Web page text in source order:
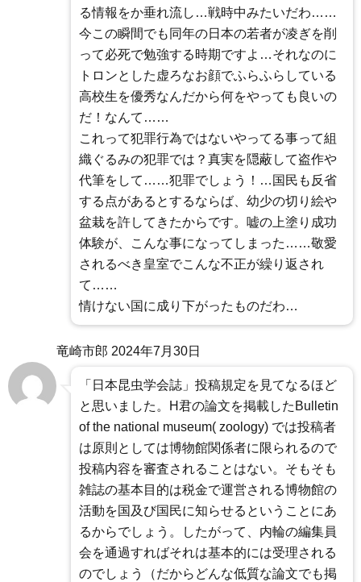
る情報をか垂れ流し…戦時中みたいだわ……
今この瞬間でも同年の日本の若者が凌ぎを削
って必死で勉強する時期ですよ…それなのに
トロンとした虚ろなお顔でふらふらしている
高校生を優秀なんだから何をやっても良いの
だ！なんて……
これって犯罪行為ではないやってる事って組
織ぐるみの犯罪では？真実を隠蔽して盗作や
代筆をして……犯罪でしょう！…国民も反省
する点があるとするならば、幼少の切り絵や
盆栽を許してきたからです。嘘の上塗り成功
体験が、こんな事になってしまった……敬愛
されるべき皇室でこんな不正が繰り返され
て……
情けない国に成り下がったものだわ…
竜崎市郎 2024年7月30日
「日本昆虫学会誌」投稿規定を見てなるほど
と思いました。H君の論文を掲載したBulletin
of the national museum( zoology) では投稿者
は原則としては博物館関係者に限られるので
投稿内容を審査されることはない。そもそも
雑誌の基本目的は税金で運営される博物館の
活動を国及び国民に知らせるということにあ
るからでしょう。したがって、内輪の編集員
会を通過すればそれは基本的には受理される
のでしょう（だからどんな低質な論文でも掲